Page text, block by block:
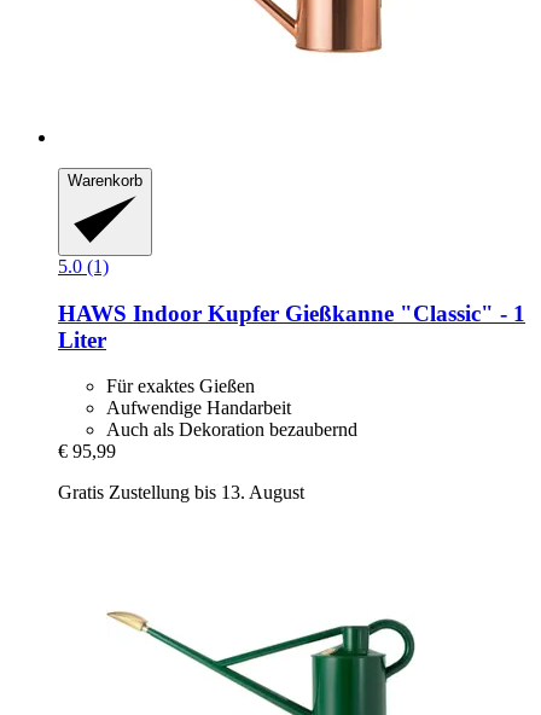
Warenkorb
5.0 (1)
HAWS Indoor Kupfer Gießkanne "Classic" -​ 1
Liter
Für exaktes Gießen
Aufwendige Handarbeit
Auch als Dekoration bezaubernd
€ 95,99
Gratis Zustellung bis 13. August